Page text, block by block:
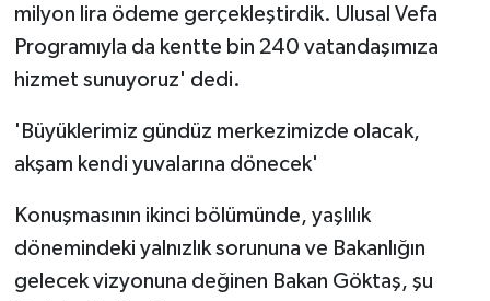
milyon lira ödeme gerçekleştirdik. Ulusal Vefa
Programıyla da kentte bin 240 vatandaşımıza
hizmet sunuyoruz' dedi.
'Büyüklerimiz gündüz merkezimizde olacak,
akşam kendi yuvalarına dönecek'
Konuşmasının ikinci bölümünde, yaşlılık
dönemindeki yalnızlık sorununa ve Bakanlığın
gelecek vizyonuna değinen Bakan Göktaş, şu